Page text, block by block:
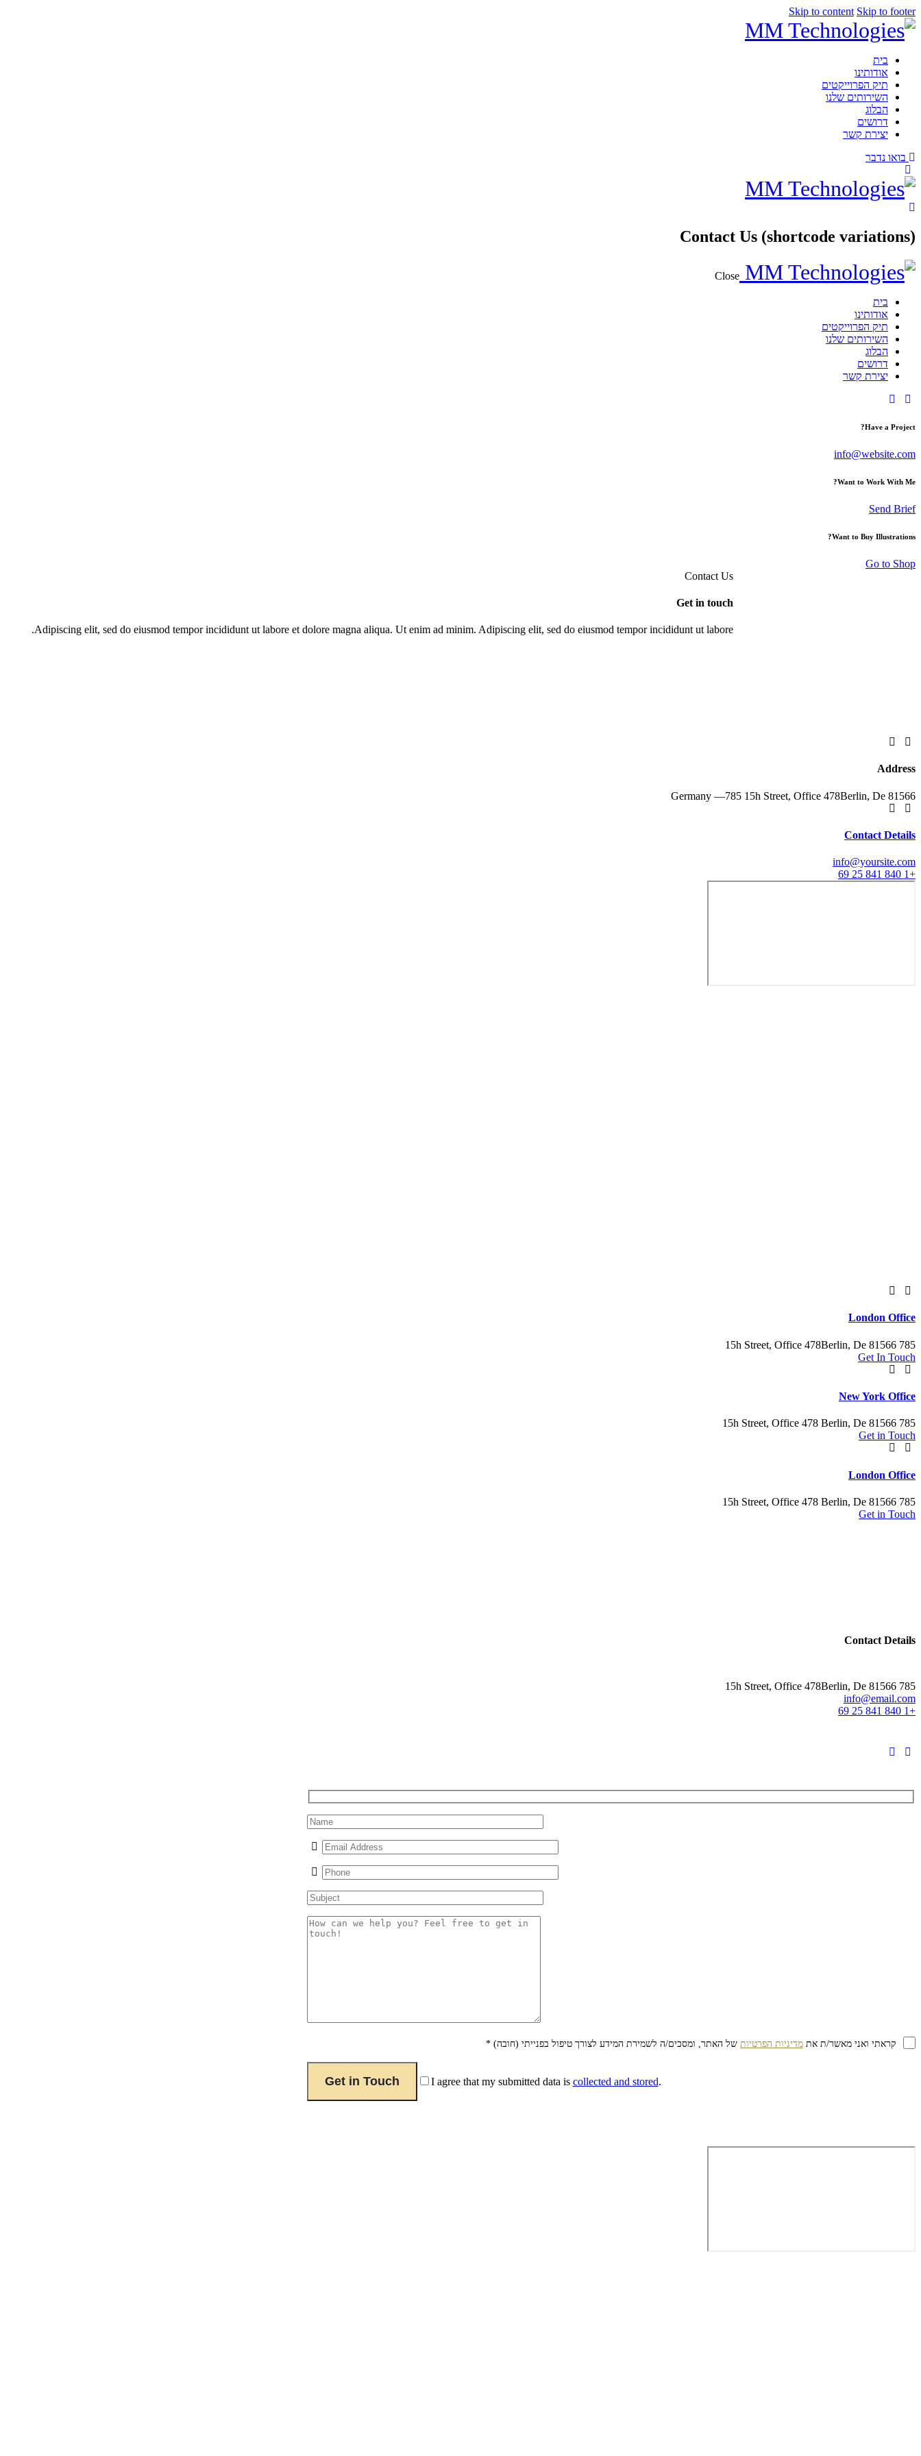
Skip to content Skip to footer
בית
אודותינו
תיק הפרוייקטים
השירותים שלנו
הבלוג
דרושים
יצירת קשר
בואו נדבר
Contact Us (shortcode variations)
Close
בית
אודותינו
תיק הפרוייקטים
השירותים שלנו
הבלוג
דרושים
יצירת קשר
Have a Project?
info@website.com
Want to Work With Me?
Send Brief
Want to Buy Illustrations?
Go to Shop
Contact Us
Get in touch
Adipiscing elit, sed do eiusmod tempor incididunt ut labore et dolore magna aliqua. Ut enim ad minim. Adipiscing elit, sed do eiusmod tempor incididunt ut labore.
Address
Germany —785 15h Street, Office 478Berlin, De 81566
Contact Details
info@yoursite.com
+1 840 841 25 69
London Office
785 15h Street, Office 478
Berlin, De 81566
Get In Touch
New York Office
785 15h Street, Office 478
Berlin, De 81566
Get in Touch
London Office
785 15h Street, Office 478
Berlin, De 81566
Get in Touch
Contact Details
785 15h Street, Office 478
Berlin, De 81566
info@email.com
+1 840 841 25 69
קראתי ואני מאשר/ת את מדיניות הפרטיות של האתר, ומסכים/ה לשמירת המידע לצורך טיפול בפנייתי (חובה) *
I agree that my submitted data is collected and stored.